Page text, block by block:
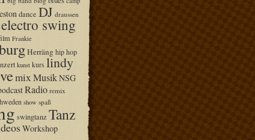
dance DJ draussen
electro swing
Frankie
Herräng hip hop
kunst kurs lindy
mixMusikNSG
Radio remix
show spaß
swingtanzTanz
Workshop